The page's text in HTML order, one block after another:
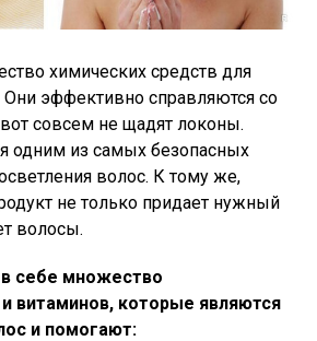
химических средств для
Они эффективно справляются со
совсем не щадят локоны.
одним из самых безопасных
волос. К тому же,
не только придает нужный
волосы.
себе множество
витаминов, которые являются
и помогают: